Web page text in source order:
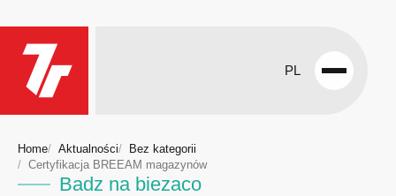
PL
Open
Home Aktualności
Bez kategorii
Certyfikacja BREEAM magazynów
Badz na biezaco